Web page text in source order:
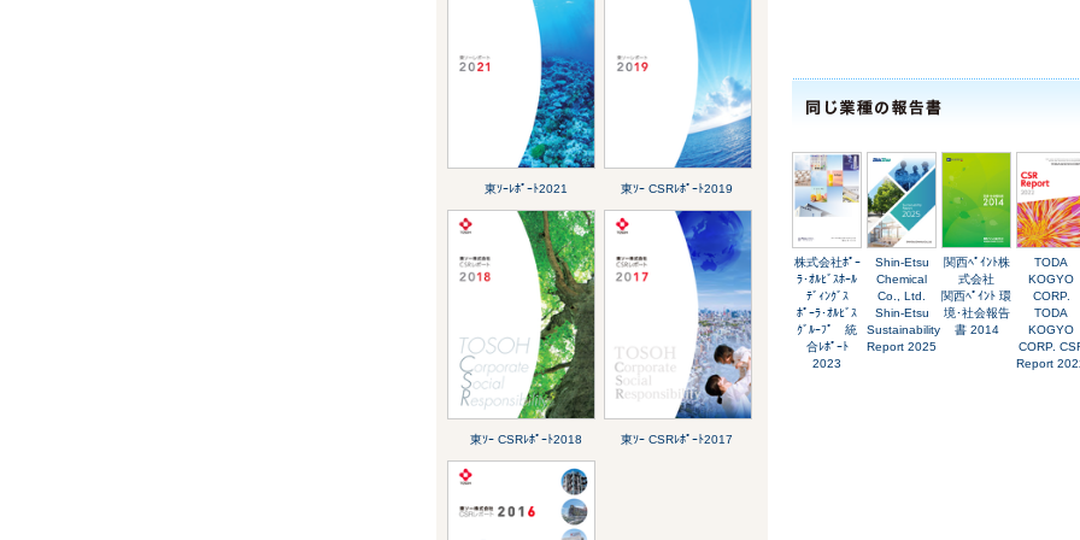
東ｿｰﾚﾎﾟｰﾄ2021 東ｿｰ CSRﾚﾎﾟｰﾄ2019
東ｿｰ CSRﾚﾎﾟｰﾄ2018 東ｿｰ CSRﾚﾎﾟｰﾄ2017
株式会社ﾎﾟｰ
ﾗ･ｵﾙﾋﾞｽﾎｰﾙ
ﾃﾞｨﾝｸﾞｽ
ﾎﾟｰﾗ･ｵﾙﾋﾞｽ
ｸﾞﾙｰﾌﾟ 統
合ﾚﾎﾟｰﾄ
2023
Shin-Etsu
Chemical
Co., Ltd.
Shin-Etsu
Sustainability
Report 2025
関西ﾍﾟｲﾝﾄ株
式会社
関西ﾍﾟｲﾝﾄ 環
境･社会報告
書 2014
TODA
KOGYO
CORP.
TODA
KOGYO
CORP.
Report